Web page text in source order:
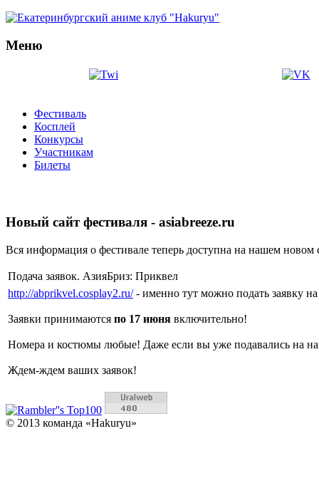
Меню
Фестиваль
Косплей
Конкурсы
Участникам
Билеты
Новый сайт фестиваля - asiabreeze.ru
Вся информация о фестивале теперь доступна на нашем новом
Подача заявок. АзияБриз: Приквел
http://abprikvel.cosplay2.ru/- именно тут можно подать заявку
Заявки принимаются по 17 июня включительно!
Номера и костюмы любые! Даже если вы уже подавались на
Ждем-ждем ваших заявок!
© 2013 команда «Hakuryu»